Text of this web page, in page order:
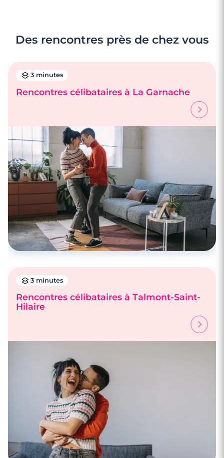
3 minutes
Rencontres célibataires à La Garnache
Rencontres célibataires à Fontenay-Le-
Des rencontres près de chez vous
3 minutes
Rencontres célibataires à La Garnache
3 minutes
Rencontres célibataires à Talmont-Saint-
Hilaire